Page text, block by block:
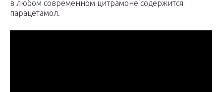
в любом современном цитрамоне содержится
парацетамол.